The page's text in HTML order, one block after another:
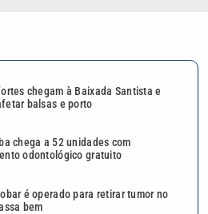
chegam à Baixada Santista e
balsas e porto
chega a 52 unidades com
odontológico gratuito
é operado para retirar tumor no
bem